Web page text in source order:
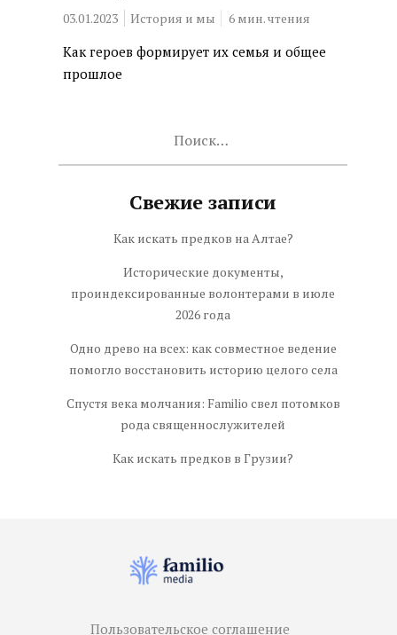
03.01.2023 История и мы 6 мин. чтения
Как героев формирует их семья и общее
прошлое
Свежие записи
Как искать предков на Алтае?
Исторические документы,
проиндексированные волонтерами в июле
2026 года
Одно древо на всех: как совместное ведение
помогло восстановить историю целого села
Спустя века молчания: Familio свел потомков
рода священнослужителей
Как искать предков в Грузии?
Пользовательское соглашение